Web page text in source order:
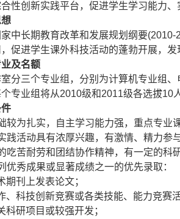
性创新实践平台，促进学生学习能力
想
中长期教育改革和发展规划纲要(2010-
促进学生课外科技活动的蓬勃开展，
业及名额
分三个专业组，分别为计算机专业组
专业组将从2010级和2011级各选拔10
件
较为扎实，自主学习能力强，重点专业
践活动具有浓厚兴趣，有激情、精力参
吃苦耐劳和团结协作精神，有一定的科
优秀成果或显著成绩之一的优先录取：
期刊上发表论文；
、科技创新竞赛或各类技能、能力竞赛
科研项目或较强开发；